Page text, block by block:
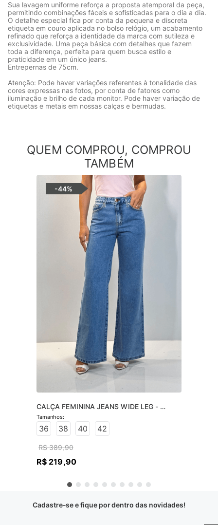
Sua lavagem uniforme reforça a proposta atemporal da peça,
permitindo combinações fáceis e sofisticadas para o dia a dia.
O detalhe especial fica por conta da pequena e discreta
etiqueta em couro aplicada no bolso relógio, um acabamento
refinado que reforça a identidade da marca com sutileza e
exclusividade. Uma peça básica com detalhes que fazem
toda a diferença, perfeita para quem busca estilo e
praticidade em um único jeans.
Entrepernas de 75cm.
Atenção: Pode haver variações referentes à tonalidade das
cores expressas nas fotos, por conta de fatores como
iluminação e brilho de cada monitor. Pode haver variação de
etiquetas e metais em nossas calças e bermudas.
QUEM COMPROU, COMPROU
TAMBÉM
-44%
CALÇA FEMININA JEANS WIDE LEG -
JEANS CLARO
36 38 40 42
R$ 389,90
R$ 219,90
Cadastre-se e fique por dentro das novidades!